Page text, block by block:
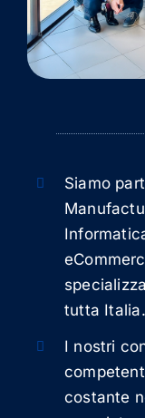
Siamo
tutta Italia.
I nostri
costante